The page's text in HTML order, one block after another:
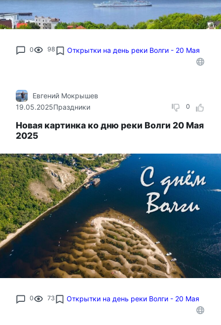
0 98 Открытки на день реки Волги - 20 Мая
0
Евгений Мокрышев
19.05.2025Праздники
Новая картинка ко дню реки Волги 20 Мая
2025
0 73 Открытки на день реки Волги - 20 Мая